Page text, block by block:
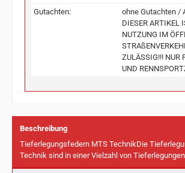
Gutachten:
ohne Gutachten /
DIESER ARTIKEL
NUTZUNG IM
ZULÄSSIG!!! NUR
UND
Beschreibung
Tieferlegungsfedern MTS TechnikDie
Technik sind in einer Vielzahl von